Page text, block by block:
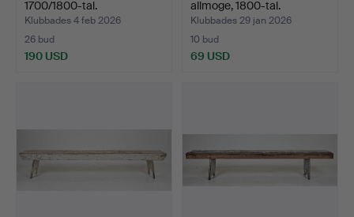
1700/1800-tal.
Klubbades 4 feb 2026
26 bud
190 USD
allmoge, 1800-tal.
Klubbades 29 jan 2026
10 bud
69 USD